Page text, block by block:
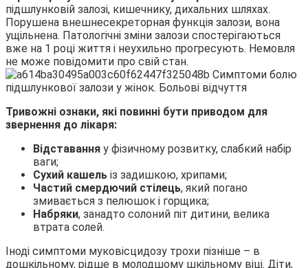
підшлунковій залозі, кишечнику, дихальних шляхах.
Порушена внешнесекреторная функція залози, вона
ущільнена. Патологічні зміни залози спостерігаються
вже на 1 році життя і неухильно прогресують. Немовля
не може повідомити про свій стан.
Тривожні ознаки, які повинні бути приводом для
звернення до лікаря:
Відставання у фізичному розвитку, слабкий набір
ваги;
Сухий кашель із задишкою, хрипами;
Частий смердючий стілець, який погано
змивається з пелюшок і горщика;
Набряки, занадто солоний піт дитини, велика
втрата солей.
Іноді симптоми муковісцидозу трохи пізніше – в
дошкільному, рідше в молодшому шкільному віці. Діти,